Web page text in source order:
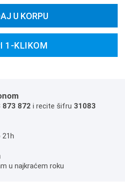
U KORPU
1-KLIKOM
873 872 i recite šifru 31083
21h
u najkraćem roku